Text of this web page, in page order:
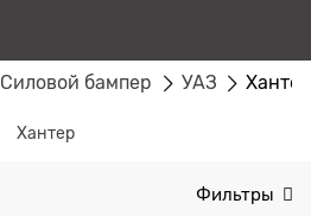
Силовой бампер УАЗ Хантер
Хантер
Фильтры